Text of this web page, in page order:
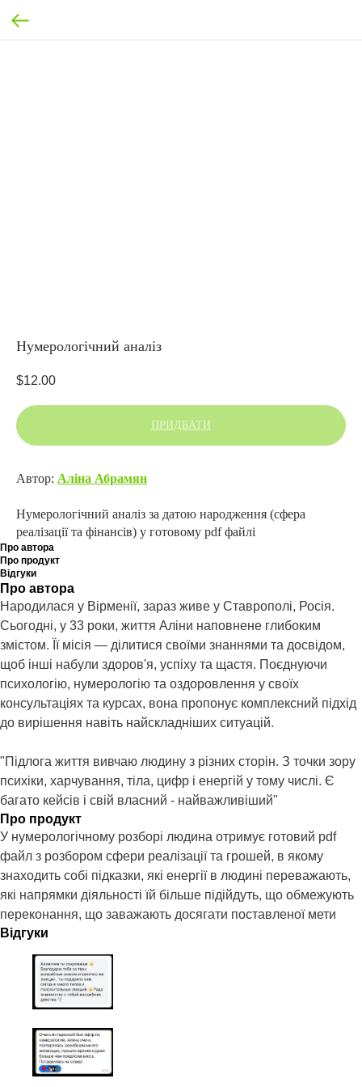
Нумерологічний аналіз
$12.00
ПРИДБАТИ
Автор: Аліна Абрамян
Нумерологічний аналіз за датою народження (сфера
реалізації та фінансів) у готовому pdf файлі
Про автора
Про продукт
Відгуки
Про автора
Народилася у Вірменії, зараз живе у Ставрополі, Росія.
Сьогодні, у 33 роки, життя Аліни наповнене глибоким
змістом. Її місія — ділитися своїми знаннями та досвідом,
щоб інші набули здоров'я, успіху та щастя. Поєднуючи
психологію, нумерологію та оздоровлення у своїх
консультаціях та курсах, вона пропонує комплексний підхід
до вирішення навіть найскладніших ситуацій.
"Підлога життя вивчаю людину з різних сторін. З точки зору
психіки, харчування, тіла, цифр і енергій у тому числі. Є
багато кейсів і свій власний - найважливіший"
Про продукт
У нумерологічному розборі людина отримує готовий pdf
файл з розбором сфери реалізації та грошей, в якому
знаходить собі підказки, які енергії в людині переважають,
які напрямки діяльності їй більше підійдуть, що обмежують
переконання, що заважають досягати поставленої мети
Відгуки